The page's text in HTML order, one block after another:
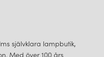
självklara lampbutik,
Med över 100 års